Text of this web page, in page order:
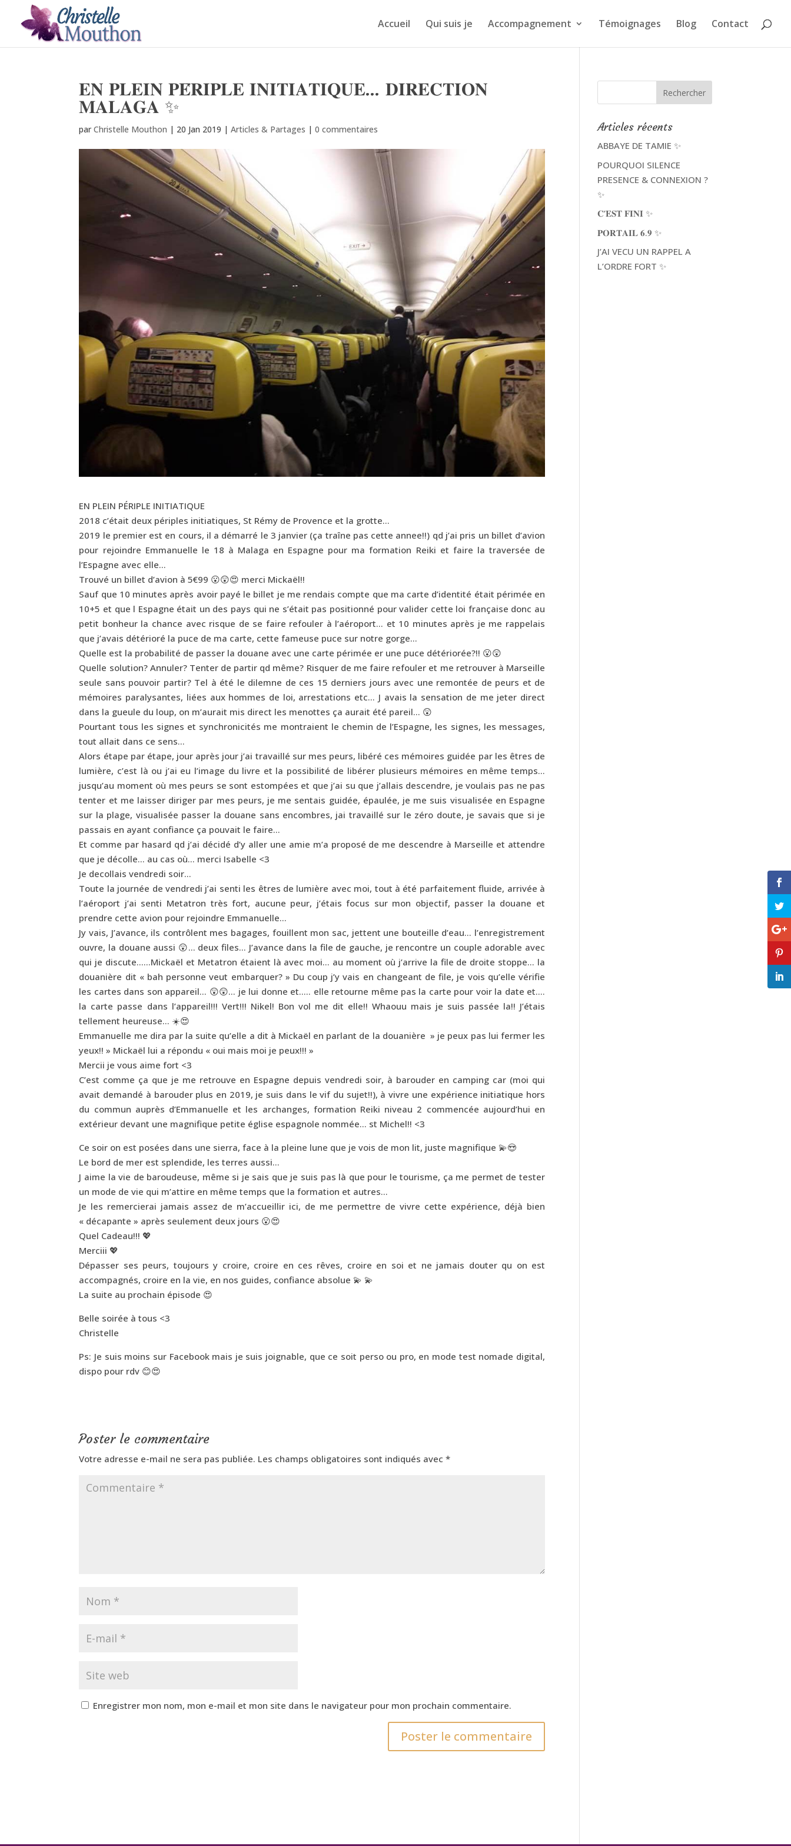
Accueil Qui suis je Accompagnement Témoignages Blog Contact
𝐄𝐍 𝐏𝐋𝐄𝐈𝐍 𝐏𝐄́𝐑𝐈𝐏𝐋𝐄 𝐈𝐍𝐈𝐓𝐈𝐀𝐓𝐈𝐐𝐔𝐄… 𝐃𝐈𝐑𝐄𝐂𝐓𝐈𝐎𝐍
𝐌𝐀𝐋𝐀𝐆𝐀 ✨
parChristelle Mouthon | 20 Jan 2019 |Articles & Partages |0 commentaires
EN PLEIN PÉRIPLE INITIATIQUE
2018 c’était deux périples initiatiques, St Rémy de Provence et la grotte…
2019 le premier est en cours, il a démarré le 3 janvier (ça traîne pas cette annee!!) qd j’ai pris un billet d’avion
pour rejoindre Emmanuelle le 18 à Malaga en Espagne pour ma formation Reiki et faire la traversée de
l’Espagne avec elle…
Trouvé un billet d’avion à 5€99 😮😲😍 merci Mickaël!!
Sauf que 10 minutes après avoir payé le billet je me rendais compte que ma carte d’identité était périmée en
10+5 et que l Espagne était un des pays qui ne s’était pas positionné pour valider cette loi française donc au
petit bonheur la chance avec risque de se faire refouler à l’aéroport… et 10 minutes après je me rappelais
que j’avais détérioré la puce de ma carte, cette fameuse puce sur notre gorge…
Quelle est la probabilité de passer la douane avec une carte périmée er une puce détériorée?!! 😮😲
Quelle solution? Annuler? Tenter de partir qd même? Risquer de me faire refouler et me retrouver à Marseille
seule sans pouvoir partir? Tel à été le dilemne de ces 15 derniers jours avec une remontée de peurs et de
mémoires paralysantes, liées aux hommes de loi, arrestations etc… J avais la sensation de me jeter direct
dans la gueule du loup, on m’aurait mis direct les menottes ça aurait été pareil… 😲
Pourtant tous les signes et synchronicités me montraient le chemin de l’Espagne, les signes, les messages,
tout allait dans ce sens…
Alors étape par étape, jour après jour j’ai travaillé sur mes peurs, libéré ces mémoires guidée par les êtres de
lumière, c’est là ou j’ai eu l’image du livre et la possibilité de libérer plusieurs mémoires en même temps…
jusqu’au moment où mes peurs se sont estompées et que j’ai su que j’allais descendre, je voulais pas ne pas
tenter et me laisser diriger par mes peurs, je me sentais guidée, épaulée, je me suis visualisée en Espagne
sur la plage, visualisée passer la douane sans encombres, jai travaillé sur le zéro doute, je savais que si je
passais en ayant confiance ça pouvait le faire…
Et comme par hasard qd j’ai décidé d’y aller une amie m’a proposé de me descendre à Marseille et attendre
que je décolle… au cas où… merci Isabelle <3
Je decollais vendredi soir…
Toute la journée de vendredi j’ai senti les êtres de lumière avec moi, tout à été parfaitement fluide, arrivée à
l’aéroport j’ai senti Metatron très fort, aucune peur, j’étais focus sur mon objectif, passer la douane et
prendre cette avion pour rejoindre Emmanuelle…
Jy vais, J’avance, ils contrôlent mes bagages, fouillent mon sac, jettent une bouteille d’eau… l’enregistrement
ouvre, la douane aussi 😲… deux files… J’avance dans la file de gauche, je rencontre un couple adorable avec
qui je discute……Mickaël et Metatron étaient là avec moi… au moment où j’arrive la file de droite stoppe… la
douanière dit « bah personne veut embarquer? » Du coup j’y vais en changeant de file, je vois qu’elle vérifie
les cartes dans son appareil… 😲😲… je lui donne et….. elle retourne même pas la carte pour voir la date et….
la carte passe dans l’appareil!!! Vert!!! Nikel! Bon vol me dit elle!! Whaouu mais je suis passée la!! J’étais
tellement heureuse… ☀️😍
Emmanuelle me dira par la suite qu’elle a dit à Mickaël en parlant de la douanière » je peux pas lui fermer les
yeux!! » Mickaël lui a répondu « oui mais moi je peux!!! »
Mercii je vous aime fort <3
C’est comme ça que je me retrouve en Espagne depuis vendredi soir, à barouder en camping car (moi qui
avait demandé à barouder plus en 2019, je suis dans le vif du sujet!!), à vivre une expérience initiatique hors
du commun auprès d’Emmanuelle et les archanges, formation Reiki niveau 2 commencée aujourd’hui en
extérieur devant une magnifique petite église espagnole nommée… st Michel!! <3
Ce soir on est posées dans une sierra, face à la pleine lune que je vois de mon lit, juste magnifique 💫😍
Le bord de mer est splendide, les terres aussi…
J aime la vie de baroudeuse, même si je sais que je suis pas là que pour le tourisme, ça me permet de tester
un mode de vie qui m’attire en même temps que la formation et autres…
Je les remercierai jamais assez de m’accueillir ici, de me permettre de vivre cette expérience, déjà bien
« décapante » après seulement deux jours 😮😍
Quel Cadeau!!! 💖
Merciii 💖
Dépasser ses peurs, toujours y croire, croire en ces rêves, croire en soi et ne jamais douter qu on est
accompagnés, croire en la vie, en nos guides, confiance absolue 💫 💫
La suite au prochain épisode 😍
Belle soirée à tous <3
Christelle
Ps: Je suis moins sur Facebook mais je suis joignable, que ce soit perso ou pro, en mode test nomade digital,
dispo pour rdv 😊😍
Poster le commentaire
Votre adresse e-mail ne sera pas publiée. Les champs obligatoires sont indiqués avec*
Enregistrer mon nom, mon e-mail et mon site dans le navigateur pour mon prochain commentaire.
Articles récents
ABBAYE DE TAMIE ✨
POURQUOI SILENCE
PRESENCE & CONNEXION ?
✨
𝐂’𝐄𝐒𝐓 𝐅𝐈𝐍𝐈 ✨
𝐏𝐎𝐑𝐓𝐀𝐈𝐋 𝟔.𝟗 ✨
J’AI VECU UN RAPPEL A
L’ORDRE FORT ✨